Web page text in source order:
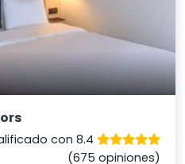
con 8.4
(675 opiniones)